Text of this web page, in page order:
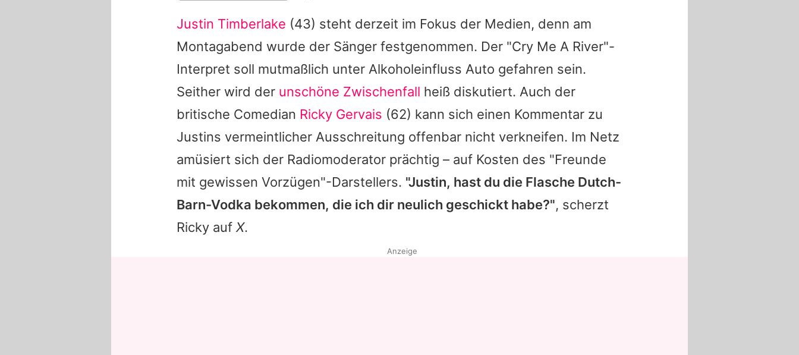
Justin Timberlake (43) steht derzeit im Fokus der Medien, denn am
Montagabend wurde der Sänger festgenommen. Der "Cry Me A River"-
Interpret soll mutmaßlich unter Alkoholeinfluss Auto gefahren sein.
Seither wird der unschöne Zwischenfall heiß diskutiert. Auch der
britische Comedian Ricky Gervais (62) kann sich einen Kommentar zu
Justins vermeintlicher Ausschreitung offenbar nicht verkneifen. Im Netz
amüsiert sich der Radiomoderator prächtig – auf Kosten des "Freunde
mit gewissen Vorzügen"-Darstellers. "Justin, hast du die Flasche Dutch-
Barn-Vodka bekommen, die ich dir neulich geschickt habe?", scherzt
Ricky auf X.
Anzeige